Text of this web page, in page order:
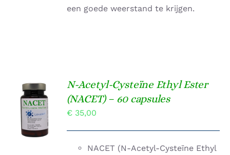
een goede weerstand te krijgen.
TOEVOEGEN
AAN
WINKELWAGEN
/
DETAILS
N-Acetyl-Cysteïne Ethyl Ester
(NACET) – 60 capsules
€ 35,00
NACET (N-Acetyl-Cysteïne Ethyl